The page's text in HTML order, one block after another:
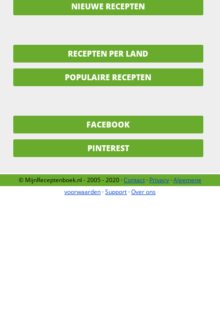
NIEUWE RECEPTEN
RECEPTEN PER LAND
POPULAIRE RECEPTEN
FACEBOOK
PINTEREST
© MijnReceptenboek.nl - 2005 - 2020 ·Contact · Privacy ·Algemene
voorwaarden ·Support ·Over ons